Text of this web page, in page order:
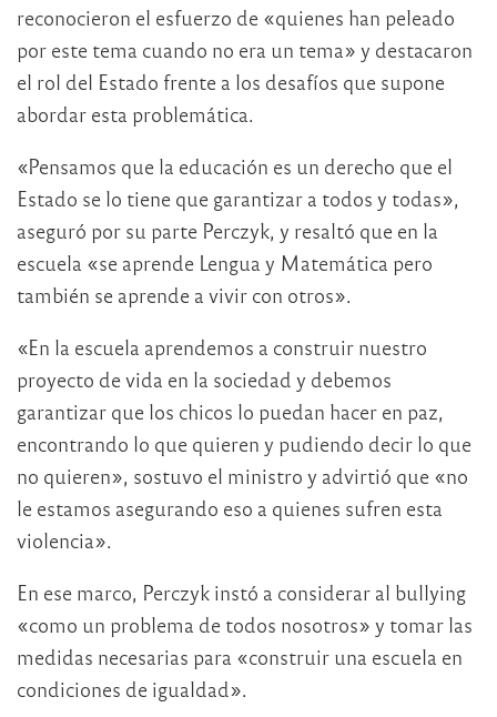
reconocieron el esfuerzo de «quienes han peleado
por este tema cuando no era un tema» y destacaron
el rol del Estado frente a los desafíos que supone
abordar esta problemática.
«Pensamos que la educación es un derecho que el
Estado se lo tiene que garantizar a todos y todas»,
aseguró por su parte Perczyk, y resaltó que en la
escuela «se aprende Lengua y Matemática pero
también se aprende a vivir con otros».
«En la escuela aprendemos a construir nuestro
proyecto de vida en la sociedad y debemos
garantizar que los chicos lo puedan hacer en paz,
encontrando lo que quieren y pudiendo decir lo que
no quieren», sostuvo el ministro y advirtió que «no
le estamos asegurando eso a quienes sufren esta
violencia».
En ese marco, Perczyk instó a considerar al bullying
«como un problema de todos nosotros» y tomar las
medidas necesarias para «construir una escuela en
condiciones de igualdad».